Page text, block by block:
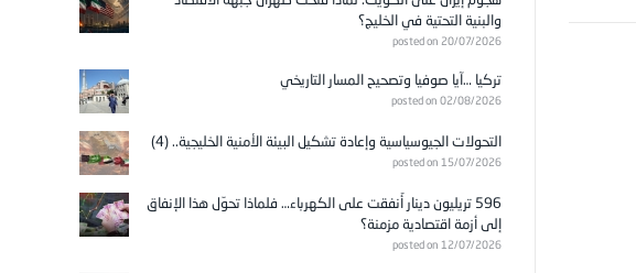
والبنية التحتية في الخليج؟
posted on 20/07/2026
تركيا …آيا صوفيا وتصحيح المسار التاريخي
posted on 02/08/2026
التحولات الجيوسياسية وإعادة تشكيل البيئة الأمنية الخليجية.. (4)
posted on 15/07/2026
596 تريليون دينار أُنفقت على الكهرباء… فلماذا تحوّل هذا الإنفاق
إلى أزمة اقتصادية مزمنة؟
posted on 12/07/2026